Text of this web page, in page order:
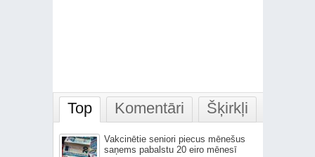
Top Komentāri Šķirkļi
Vakcinētie seniori piecus mēnešus
saņems pabalstu 20 eiro mēnesī